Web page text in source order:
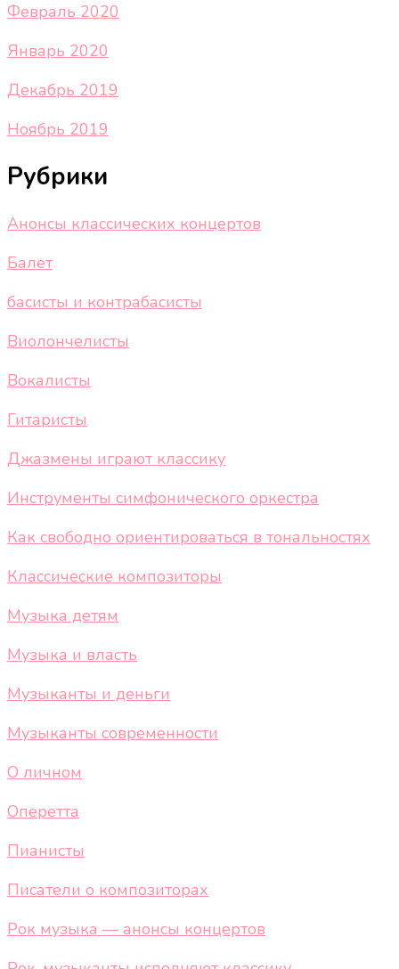
Февраль 2020
Январь 2020
Декабрь 2019
Ноябрь 2019
Рубрики
Анонсы классических концертов
Балет
басисты и контрабасисты
Виолончелисты
Вокалисты
Гитаристы
Джазмены играют классику
Инструменты симфонического оркестра
Как свободно ориентироваться в тональностях
Классические композиторы
Музыка детям
Музыка и власть
Музыканты и деньги
Музыканты современности
О личном
Оперетта
Пианисты
Писатели о композиторах
Рок музыка — анонсы концертов